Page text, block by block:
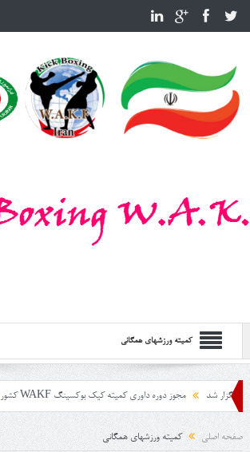
کمیته ورزشهای همگانی
مجوز دوره داوری کمیته کیک بوکسینگ WAKF کشور توسط فدراسیون انجمن‌های ورزشهای رزمی جمهوری اسلامی ایران
صفحه اصلی کمیته ورزشهای همگانی